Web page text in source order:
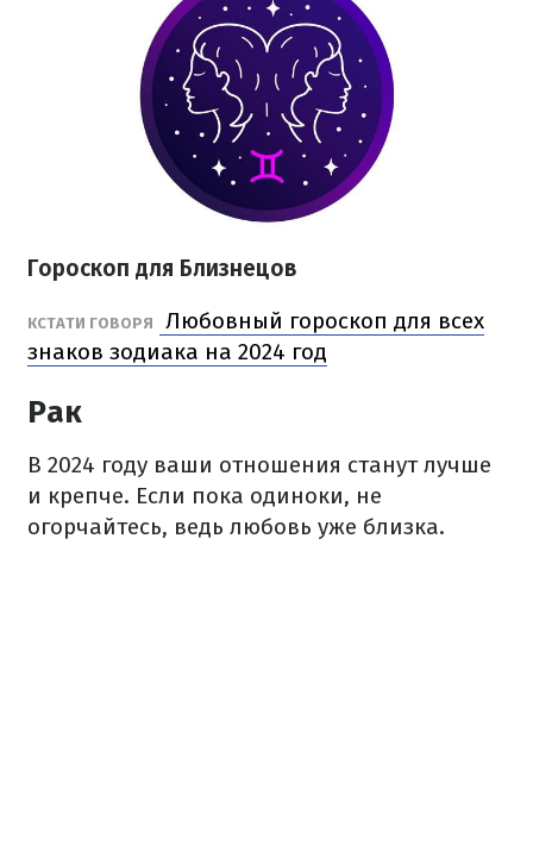
Гороскоп для Близнецов
КСТАТИ ГОВОРЯ
Любовный гороскоп для всех
знаков зодиака на 2024 год
Рак
В 2024 году ваши отношения станут лучше
и крепче. Если пока одиноки, не
огорчайтесь, ведь любовь уже близка.